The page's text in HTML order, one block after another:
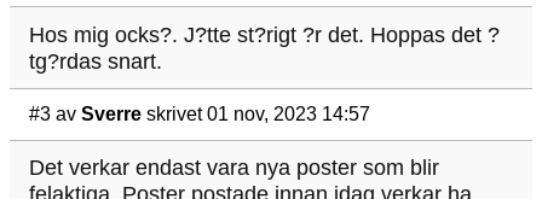
Hos mig ocks?. J?tte st?rigt ?r det. Hoppas det ?
tg?rdas snart.
#3 av Sverre skrivet 01 nov, 2023 14:57
Det verkar endast vara nya poster som blir